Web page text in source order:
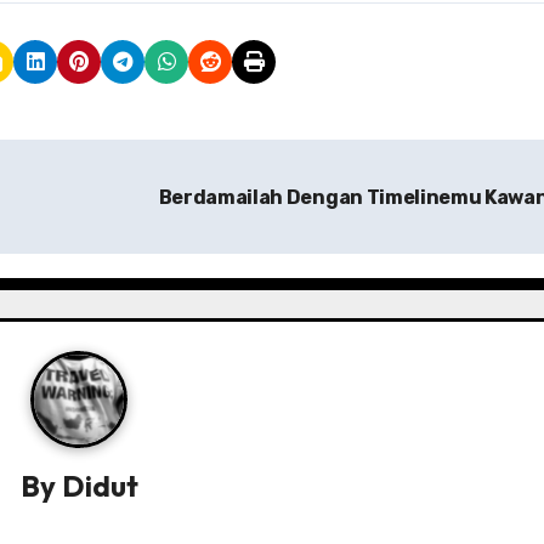
Berdamailah Dengan Timelinemu
By Didut